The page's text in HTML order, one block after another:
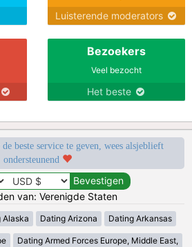
Luisterende moderators
Bezoekers
Veel bezocht
Het beste
beste service te geven, wees alsjeblieft
ondersteunend
van: Verenigde Staten
Alaska Dating Arizona Dating Arkansas
Dating Armed Forces Europe, Middle East,